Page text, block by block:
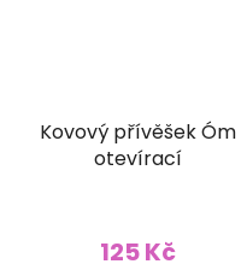
Kovový přívěšek Óm
otevírací
125 Kč